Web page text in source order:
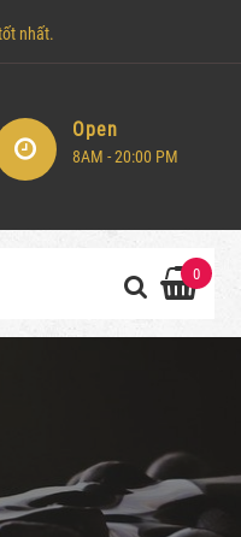
nhất.
Open
8AM - 20:00 PM
0